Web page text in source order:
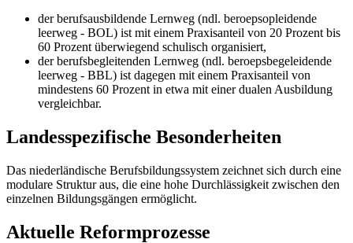
der berufsausbildende Lernweg (ndl. beroepsopleidende
leerweg - BOL) ist mit einem Praxisanteil von 20 Prozent bis
60 Prozent überwiegend schulisch organisiert,
der berufsbegleitenden Lernweg (ndl. beroepsbegeleidende
leerweg - BBL) ist dagegen mit einem Praxisanteil von
mindestens 60 Prozent in etwa mit einer dualen Ausbildung
vergleichbar.
Landesspezifische Besonderheiten
Das niederländische Berufsbildungssystem zeichnet sich durch eine
modulare Struktur aus, die eine hohe Durchlässigkeit zwischen den
einzelnen Bildungsgängen ermöglicht.
Aktuelle Reformprozesse